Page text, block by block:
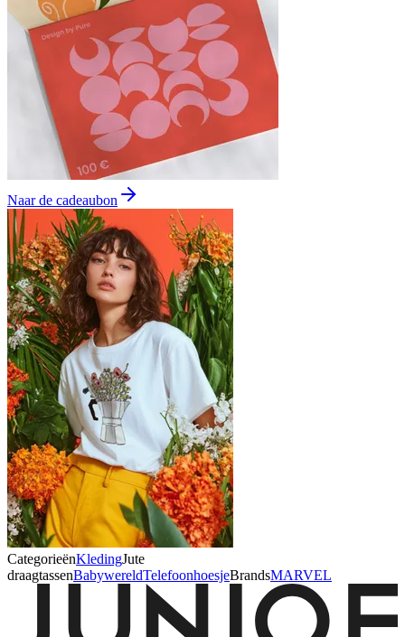
Naar de cadeaubon
CategorieënKledingJute
draagtassenBabywereldTelefoonhoesjeBrandsMARVEL